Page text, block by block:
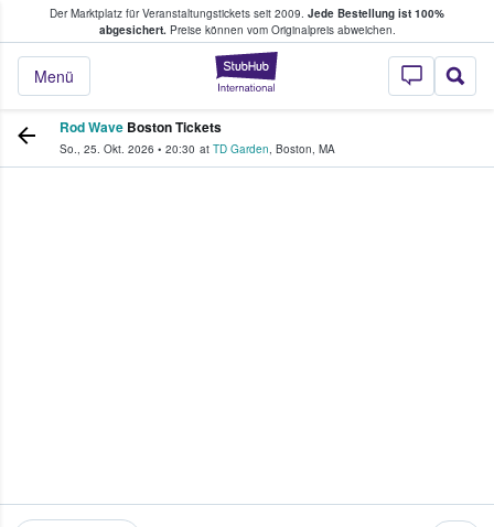
Der Marktplatz für Veranstaltungstickets seit 2009. Jede Bestellung ist 100%
abgesichert.Preise können vom Originalpreis abweichen.
StubHub - Wo
Menü
Tickets kaufen & verkaufen
Rod Wave Boston Tickets
So., 25. Okt. 2026 • 20:30 at TD Garden, Boston, MA